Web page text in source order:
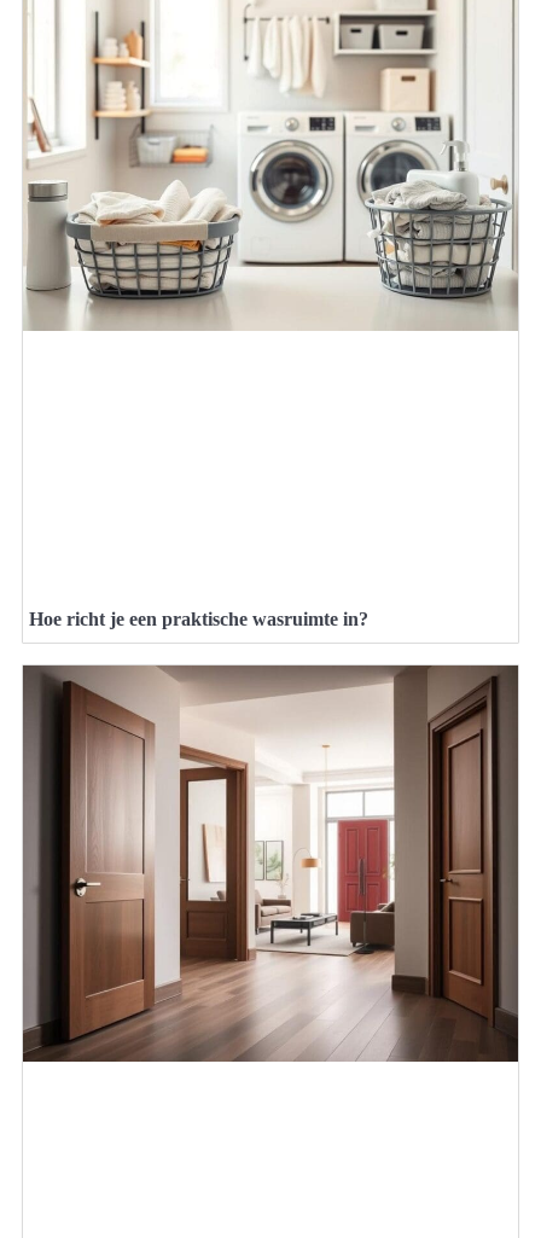
Hoe richt je een praktische wasruimte in?